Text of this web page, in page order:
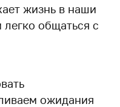
жизнь в наши
общаться с
ожидания